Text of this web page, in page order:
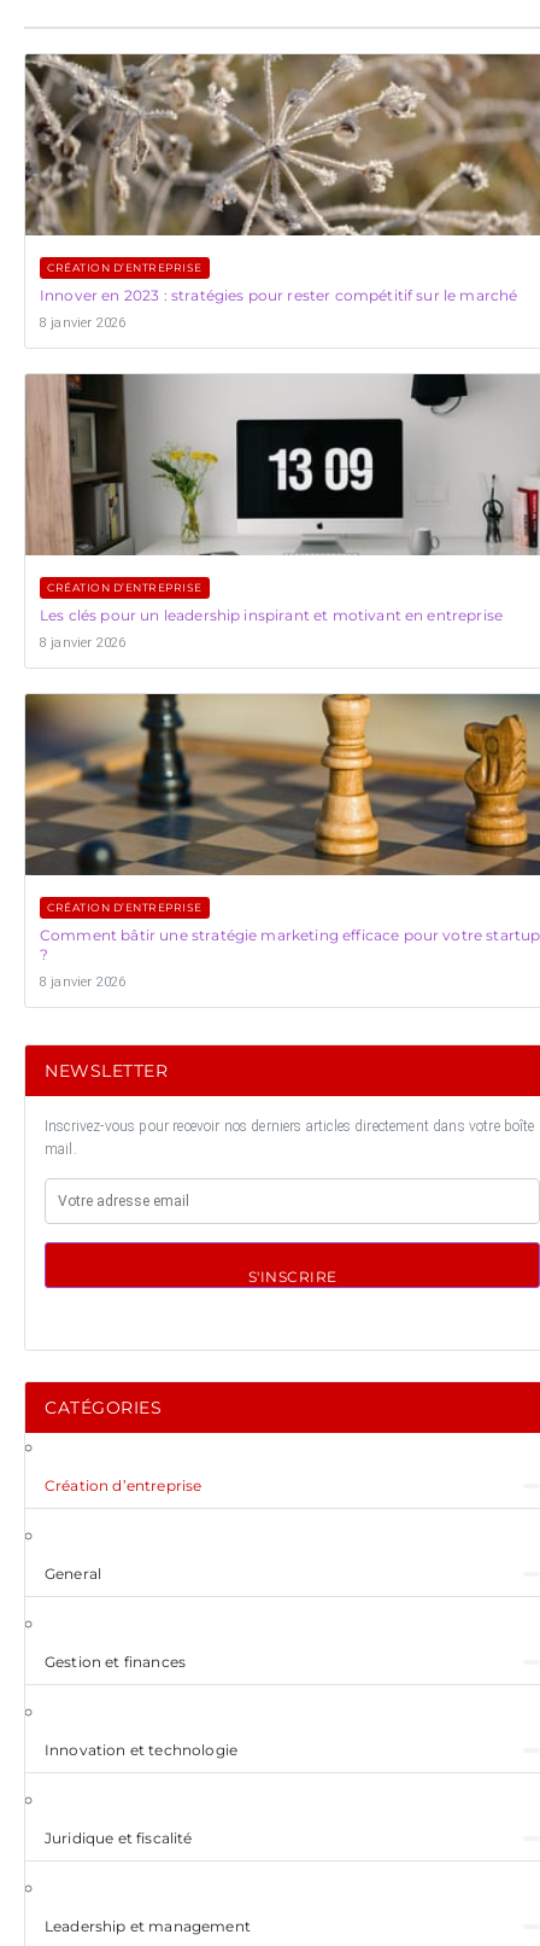
CRÉATION D’ENTREPRISE
Innover en 2023 : stratégies pour rester compétitif sur le marché
8 janvier 2026
CRÉATION D’ENTREPRISE
Les clés pour un leadership inspirant et motivant en entreprise
8 janvier 2026
CRÉATION D’ENTREPRISE
Comment bâtir une stratégie marketing efficace pour votre startup
?
8 janvier 2026
NEWSLETTER
Inscrivez-vous pour recevoir nos derniers articles directement dans votre boîte
mail.
S'INSCRIRE
CATÉGORIES
Création d’entreprise
General
Gestion et finances
Innovation et technologie
Juridique et fiscalité
Leadership et management